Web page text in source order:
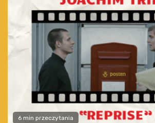
6 min przeczytania